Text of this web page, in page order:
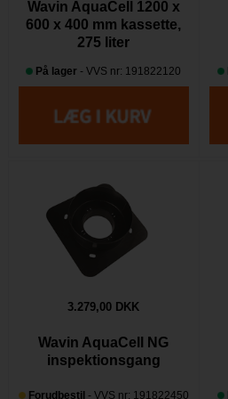
Wavin AquaCell 1200 x
600 x 400 mm kassette,
275 liter
På lager - VVS nr: 191822120
3.279,00 DKK
Wavin AquaCell NG
inspektionsgang
Forudbestil - VVS nr: 191822450